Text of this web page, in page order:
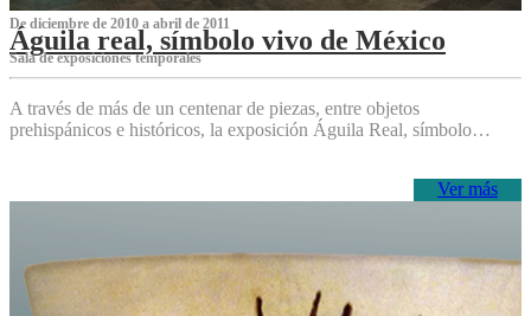
De diciembre de 2010 a abril de 2011
Águila real, símbolo vivo de México
Sala de exposiciones temporales
A través de más de un centenar de piezas, entre objetos
prehispánicos e históricos, la exposición Águila Real, símbolo…
Ver más